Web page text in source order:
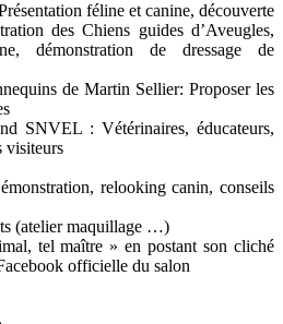
féline et canine, découverte
des Chiens guides d’Aveugles,
démonstration de dressage de
de Martin Sellier: Proposer les
SNVEL : Vétérinaires, éducateurs,
visiteurs
relooking canin, conseils
(atelier maquillage …)
tel maître » en postant son cliché
officielle du salon